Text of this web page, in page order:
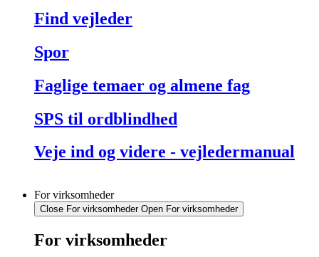
Find vejleder
Spor
Faglige temaer og almene fag
SPS til ordblindhed
Veje ind og videre - vejledermanual
For virksomheder
Close For virksomheder Open For virksomheder
For virksomheder